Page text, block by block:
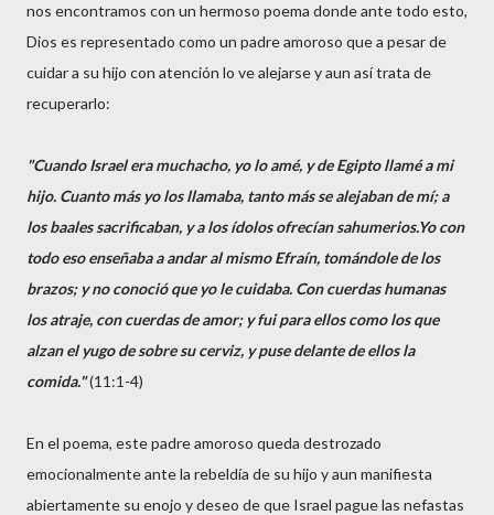
nos encontramos con un hermoso poema donde ante todo esto,
Dios es representado como un padre amoroso que a pesar de
cuidar a su hijo con atención lo ve alejarse y aun así trata de
recuperarlo:
"Cuando Israel era muchacho, yo lo amé, y de Egipto llamé a mi
hijo. Cuanto más yo los llamaba, tanto más se alejaban de mí; a
los baales sacrificaban, y a los ídolos ofrecían sahumerios.Yo con
todo eso enseñaba a andar al mismo Efraín, tomándole de los
brazos; y no conoció que yo le cuidaba. Con cuerdas humanas
los atraje, con cuerdas de amor; y fui para ellos como los que
alzan el yugo de sobre su cerviz, y puse delante de ellos la
comida."(11:1-4)
En el poema, este padre amoroso queda destrozado
emocionalmente ante la rebeldía de su hijo y aun manifiesta
abiertamente su enojo y deseo de que Israel pague las nefastas